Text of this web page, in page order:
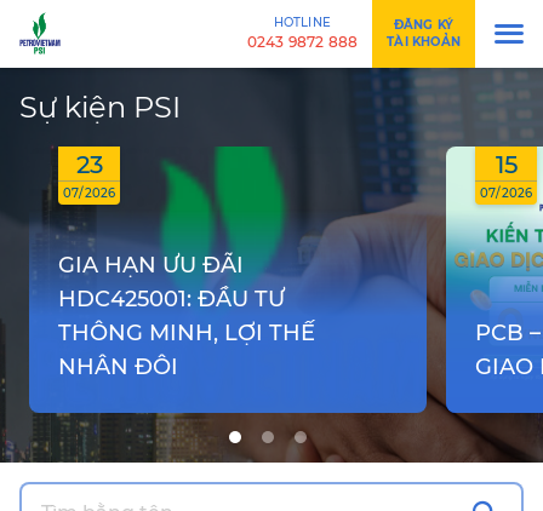
HOTLINE
0243 9872 888
ĐĂNG KÝ
TÀI KHOẢN
Sự kiện PSI
23
07/2026
GIA HẠN ƯU ĐÃI
HDC425001: ĐẦU TƯ
THÔNG MINH, LỢI THẾ
NHÂN ĐÔI
15
07/2026
PCB
GIAO